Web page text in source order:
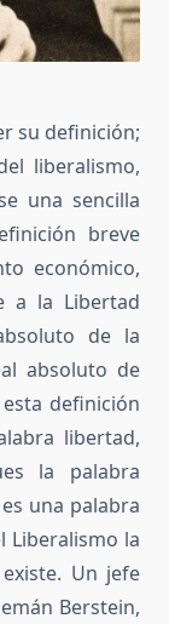
su definición;
liberalismo,
una sencilla
breve
económico,
a la Libertad
de la
absoluto de
definición
libertad,
la palabra
una palabra
Liberalismo la
Un jefe
Berstein,